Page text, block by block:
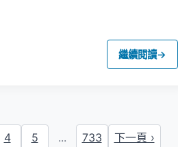
繼續閱讀→
4 5 ... 733 下一頁 ›